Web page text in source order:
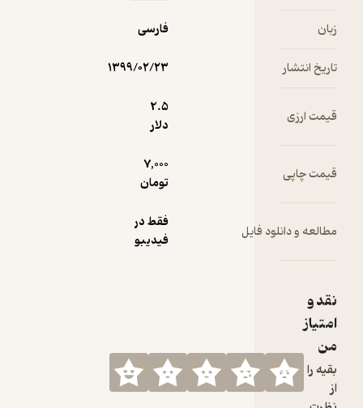
زبان فارسی
تاریخ انتشار ۱۳۹۹/۰۲/۲۳
قیمت ارزی
2.۵
دلار
قیمت چاپی
7,000
تومان
مطالعه و دانلود فایل
فقط در
فیدیبو
نقد و
امتیاز
من
بقیه را